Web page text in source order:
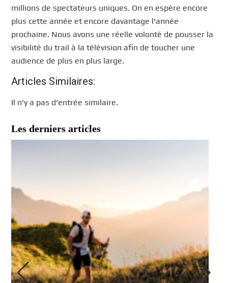
millions de spectateurs uniques. On en espère encore
plus cette année et encore davantage l’année
prochaine. Nous avons une réelle volonté de pousser la
visibilité du trail à la télévision afin de toucher une
audience de plus en plus large.
Articles Similaires:
Il n’y a pas d’entrée similaire.
Les derniers articles